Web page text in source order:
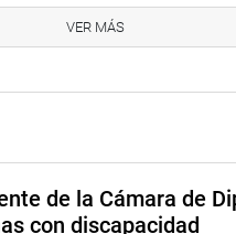
y mueren por las
la masacra, señaló.
en su mayoría mujeres de
¡no a la violencia!.
para ser víctima, ha nacido
VER MÁS
de la Cámara de
con discapacidad